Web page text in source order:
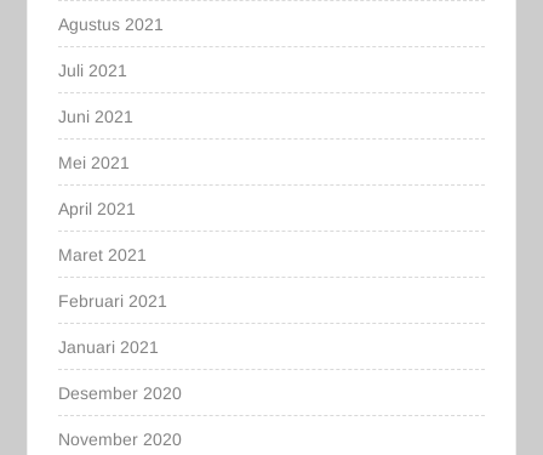
Agustus 2021
Juli 2021
Juni 2021
Mei 2021
April 2021
Maret 2021
Februari 2021
Januari 2021
Desember 2020
November 2020